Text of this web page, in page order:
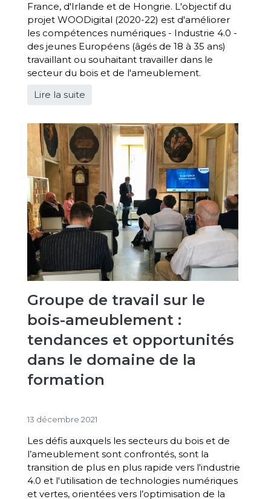
France, d'Irlande et de Hongrie. L'objectif du
projet WOODigital (2020-22) est d'améliorer
les compétences numériques - Industrie 4.0 -
des jeunes Européens (âgés de 18 à 35 ans)
travaillant ou souhaitant travailler dans le
secteur du bois et de l'ameublement.
Lire la suite
Groupe de travail sur le
bois-ameublement :
tendances et opportunités
dans le domaine de la
formation
13 décembre 2021
Les défis auxquels les secteurs du bois et de
l’ameublement sont confrontés, sont la
transition de plus en plus rapide vers l'industrie
4.0 et l'utilisation de technologies numériques
et vertes, orientées vers l’optimisation de la